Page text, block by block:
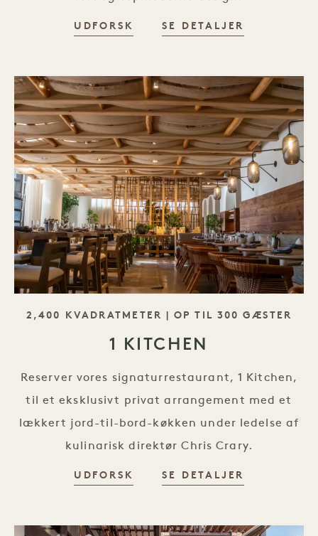
UDFORSK SE DETALJER
SLOGAN
2,400 KVADRATMETER | OP TIL 300 GÆSTER
1 KITCHEN
Reserver vores signaturrestaurant, 1 Kitchen,
til et eksklusivt privat arrangement med et
lækkert jord-til-bord-køkken under ledelse af
kulinarisk direktør Chris Crary.
UDFORSK SE DETALJER